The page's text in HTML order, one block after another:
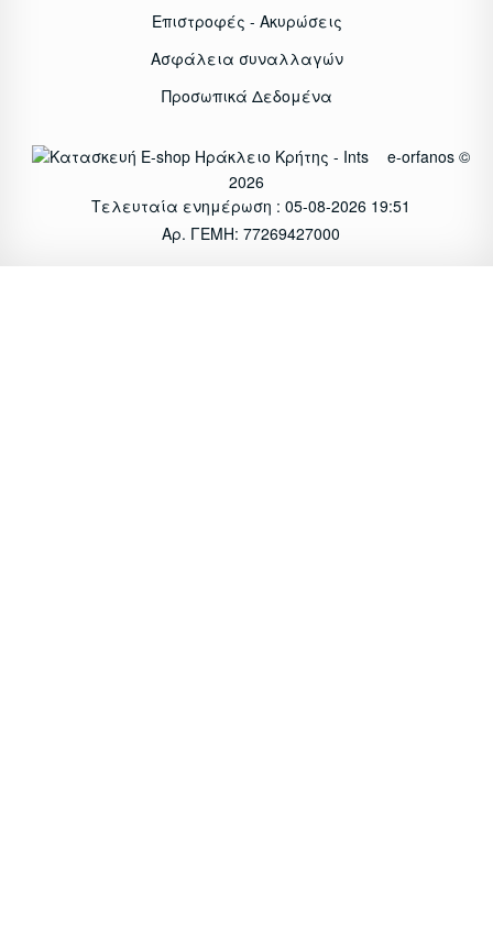
Επιστροφές - Ακυρώσεις
Ασφάλεια συναλλαγών
Προσωπικά Δεδομένα
e-orfanos ©
2026
Τελευταία ενημέρωση : 05-08-2026 19:51
Αρ. ΓΕΜΗ: 77269427000